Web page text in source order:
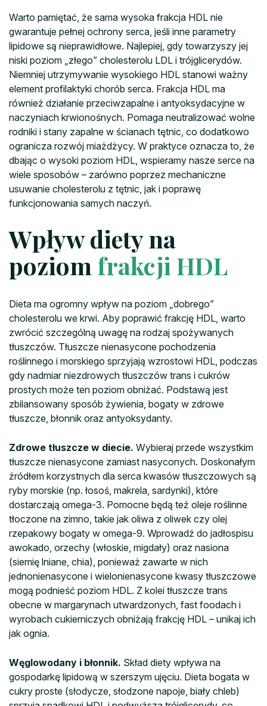
Warto pamiętać, że sama wysoka frakcja HDL nie
gwarantuje pełnej ochrony serca, jeśli inne parametry
lipidowe są nieprawidłowe. Najlepiej, gdy towarzyszy jej
niski poziom „złego” cholesterolu LDL i trójglicerydów.
Niemniej utrzymywanie wysokiego HDL stanowi ważny
element profilaktyki chorób serca. Frakcja HDL ma
również działanie przeciwzapalne i antyoksydacyjne w
naczyniach krwionośnych. Pomaga neutralizować wolne
rodniki i stany zapalne w ścianach tętnic, co dodatkowo
ogranicza rozwój miażdżycy. W praktyce oznacza to, że
dbając o wysoki poziom HDL, wspieramy nasze serce na
wiele sposobów – zarówno poprzez mechaniczne
usuwanie cholesterolu z tętnic, jak i poprawę
funkcjonowania samych naczyń.
Wpływ diety na
poziom frakcji HDL
Dieta ma ogromny wpływ na poziom „dobrego”
cholesterolu we krwi. Aby poprawić frakcję HDL, warto
zwrócić szczególną uwagę na rodzaj spożywanych
tłuszczów. Tłuszcze nienasycone pochodzenia
roślinnego i morskiego sprzyjają wzrostowi HDL, podczas
gdy nadmiar niezdrowych tłuszczów trans i cukrów
prostych może ten poziom obniżać. Podstawą jest
zbilansowany sposób żywienia, bogaty w zdrowe
tłuszcze, błonnik oraz antyoksydanty.
Zdrowe tłuszcze w diecie. Wybieraj przede wszystkim
tłuszcze nienasycone zamiast nasyconych. Doskonałym
źródłem korzystnych dla serca kwasów tłuszczowych są
ryby morskie (np. łosoś, makrela, sardynki), które
dostarczają omega-3. Pomocne będą też oleje roślinne
tłoczone na zimno, takie jak oliwa z oliwek czy olej
rzepakowy bogaty w omega-9. Wprowadź do jadłospisu
awokado, orzechy (włoskie, migdały) oraz nasiona
(siemię lniane, chia), ponieważ zawarte w nich
jednonienasycone i wielonienasycone kwasy tłuszczowe
mogą podnieść poziom HDL. Z kolei tłuszcze trans
obecne w margarynach utwardzonych, fast foodach i
wyrobach cukierniczych obniżają frakcję HDL – unikaj ich
jak ognia.
Węglowodany i błonnik. Skład diety wpływa na
gospodarkę lipidową w szerszym ujęciu. Dieta bogata w
cukry proste (słodycze, słodzone napoje, biały chleb)